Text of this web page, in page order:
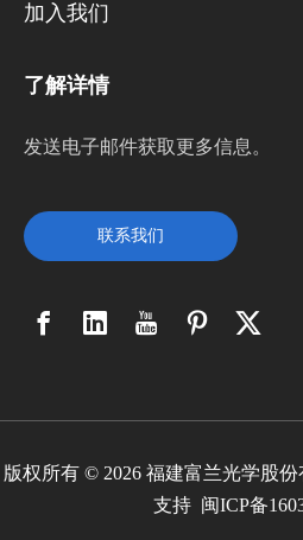
加入我们
了解详情
发送电子邮件获取更多信息。
联系我们
版权所有 © 2026 福建富兰光学股
支持 闽ICP备